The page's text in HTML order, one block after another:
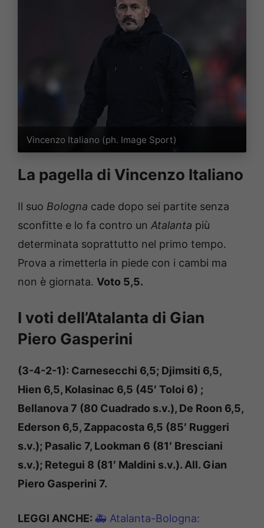
Vincenzo Italiano (ph. Image Sport)
La pagella di Vincenzo Italiano
Il suo Bologna cade dopo sei partite senza
sconfitte e lo fa contro un Atalanta più
determinata soprattutto nel primo tempo.
Prova a rimetterla in piede con i cambi ma
non è giornata. Voto 5,5.
I voti dell’Atalanta di Gian
Piero Gasperini
(3-4-2-1): Carnesecchi 6,5; Djimsiti 6,5,
Hien 6,5, Kolasinac 6,5 (45′ Toloi 6) ;
Bellanova 7 (80 Cuadrado s.v.), De Roon 6,5,
Ederson 6,5, Zappacosta 6,5 (85′ Ruggeri
s.v.); Pasalic 7, Lookman 6 (81′ Bresciani
s.v.); Retegui 8 (81′ Maldini s.v.). All. Gian
Piero Gasperini 7.
LEGGI ANCHE: 🚑 Atalanta-Bologna: